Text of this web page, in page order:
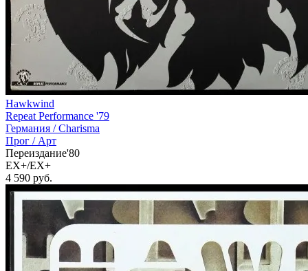
Hawkwind
Repeat Performance '79
Германия /Charisma
Прог / Арт
Переиздание'80
EX+/EX+
4 590 руб.